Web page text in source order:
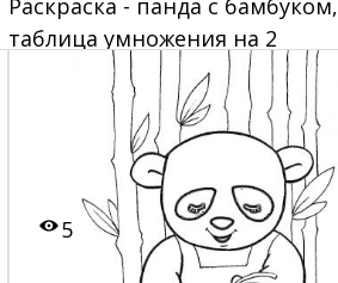
Раскраска - панда с бамбуком,
таблица умножения на 2
5